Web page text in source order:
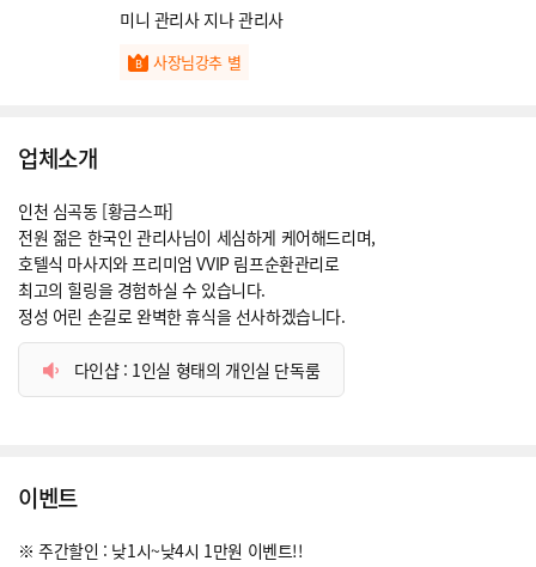
미니 관리사 지나 관리사
사장님강추 별
업체소개
인천 심곡동 [황금스파]
전원 젊은 한국인 관리사님이 세심하게 케어해드리며,
호텔식 마사지와 프리미엄 VVIP 림프순환관리로
최고의 힐링을 경험하실 수 있습니다.
정성 어린 손길로 완벽한 휴식을 선사하겠습니다.
다인샵 : 1인실 형태의 개인실 단독룸
이벤트
※ 주간할인 : 낮1시~낮4시 1만원 이벤트!!